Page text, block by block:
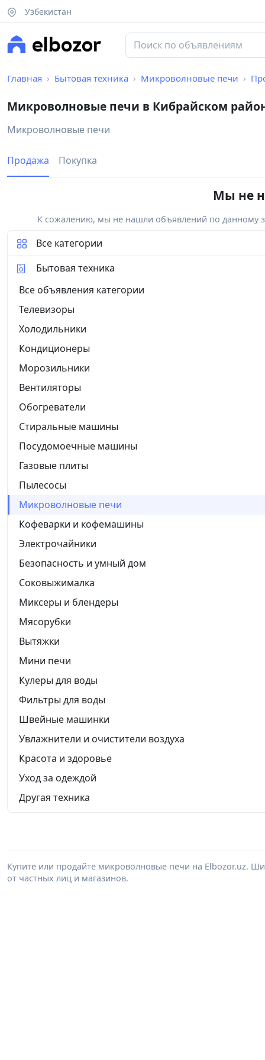
Узбекистан
Главная Бытовая техника Микроволновые печи
Микроволновые печи в Кибрайском
Микроволновые печи
Продажа Покупка
Мы не
К сожалению, мы не нашли объявлений по данному
Все категории
Бытовая техника
Все объявления категории
Телевизоры
Холодильники
Кондиционеры
Морозильники
Вентиляторы
Обогреватели
Стиральные машины
Посудомоечные машины
Газовые плиты
Пылесосы
Микроволновые печи
Кофеварки и кофемашины
Электрочайники
Безопасность и умный дом
Соковыжималка
Миксеры и блендеры
Мясорубки
Вытяжки
Мини печи
Кулеры для воды
Фильтры для воды
Швейные машинки
Увлажнители и очистители воздуха
Красота и здоровье
Уход за одеждой
Другая техника
Купите или продайте микроволновые печи на Elbozor.uz.
от частных лиц и магазинов.